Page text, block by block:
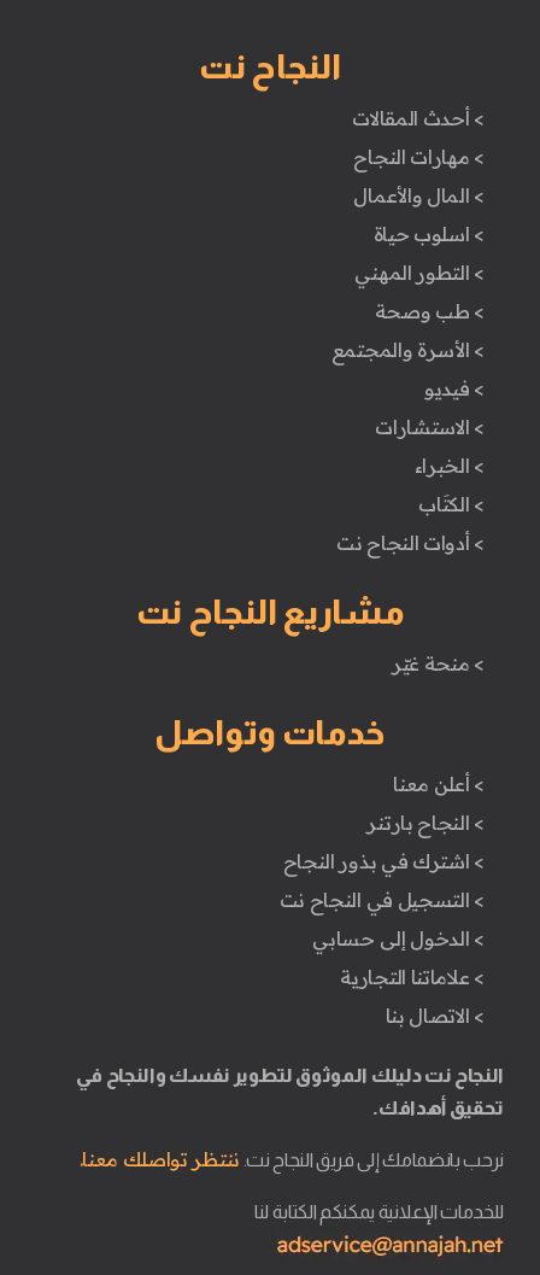
النجاح نت
> أحدث المقالات
> مهارات النجاح
> المال والأعمال
> اسلوب حياة
> التطور المهني
> طب وصحة
> الأسرة والمجتمع
> فيديو
> الاستشارات
> الخبراء
> الكتَاب
> أدوات النجاح نت
مشاريع النجاح نت
> منحة غيّر
خدمات وتواصل
> أعلن معنا
> النجاح بارتنر
> اشترك في بذور النجاح
> التسجيل في النجاح نت
> الدخول إلى حسابي
> علاماتنا التجارية
> الاتصال بنا
النجاح نت دليلك الموثوق لتطوير نفسك والنجاح في
تحقيق أهدافك.
نرحب بانضمامك إلى فريق النجاح نت. ننتظر تواصلك معنا.
للخدمات الإعلانية يمكنكم الكتابة لنا